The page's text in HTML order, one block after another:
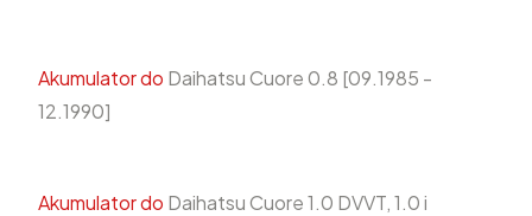
Akumulator do Daihatsu Cuore 0.8 [09.1985 -
12.1990]
Akumulator do Daihatsu Cuore 1.0 DVVT, 1.0 i